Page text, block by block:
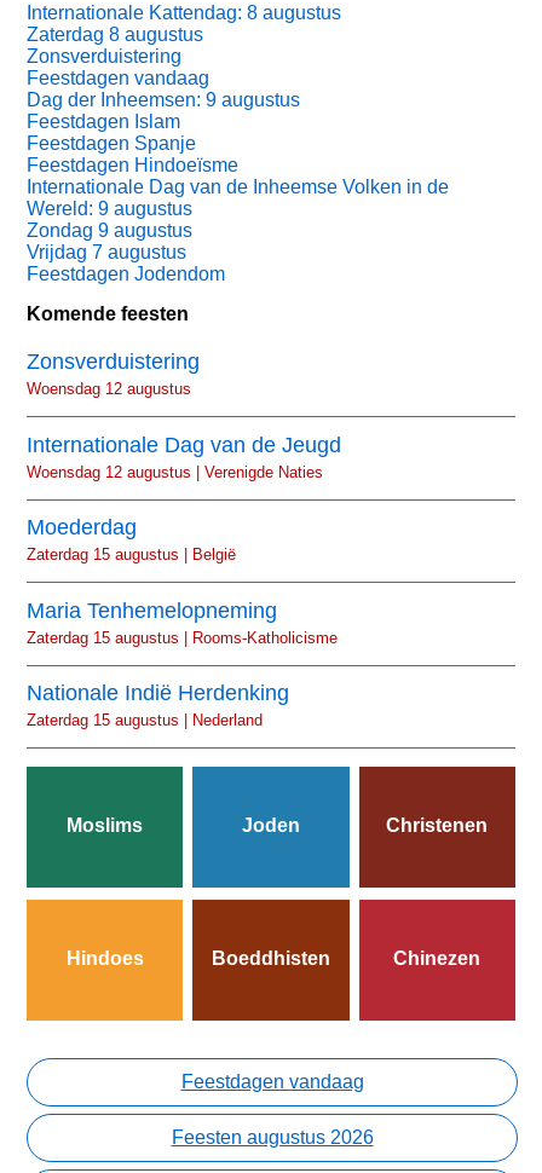
Internationale Kattendag: 8 augustus
Zaterdag 8 augustus
Zonsverduistering
Feestdagen vandaag
Dag der Inheemsen: 9 augustus
Feestdagen Islam
Feestdagen Spanje
Feestdagen Hindoeïsme
Internationale Dag van de Inheemse Volken in de
Wereld: 9 augustus
Zondag 9 augustus
Vrijdag 7 augustus
Feestdagen Jodendom
Komende feesten
Zonsverduistering
Woensdag 12 augustus
Internationale Dag van de Jeugd
Woensdag 12 augustus | Verenigde Naties
Moederdag
Zaterdag 15 augustus | België
Maria Tenhemelopneming
Zaterdag 15 augustus | Rooms-Katholicisme
Nationale Indië Herdenking
Zaterdag 15 augustus | Nederland
Moslims Joden Christenen
Hindoes Boeddhisten Chinezen
Feestdagen vandaag
Feesten augustus 2026